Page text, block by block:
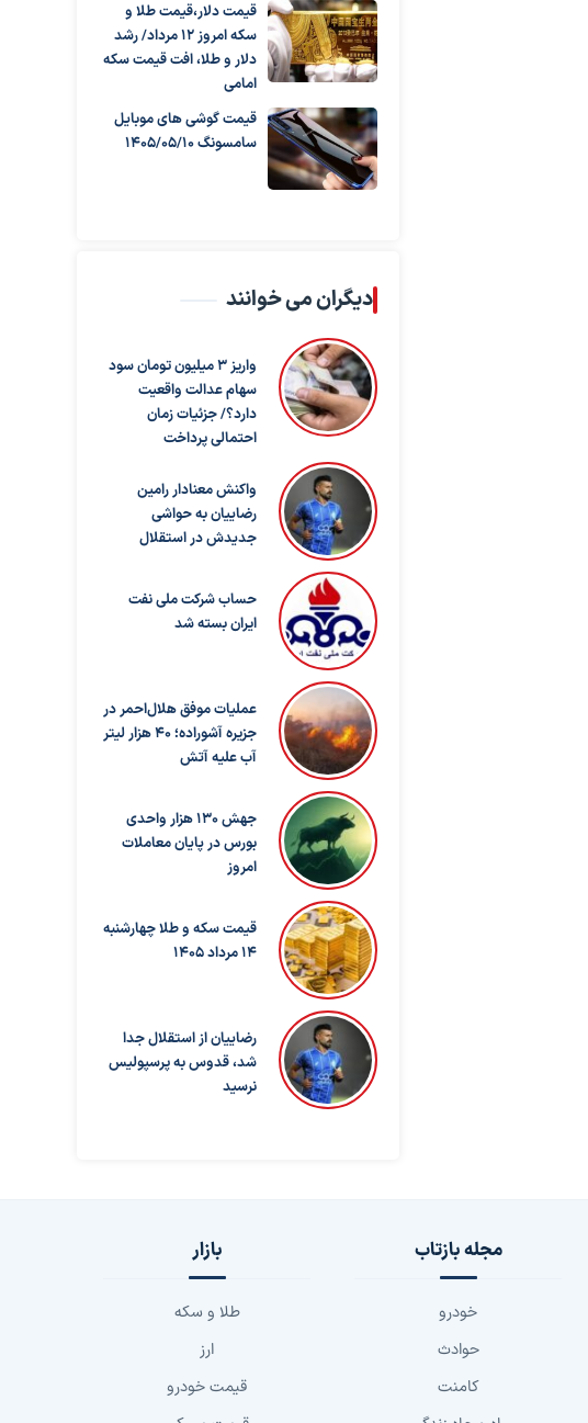
قیمت دلار،قیمت طلا و
سکه امروز ۱۲ مرداد/ رشد
دلار و طلا، افت قیمت سکه
امامی
قیمت گوشی های موبایل
سامسونگ 1405/05/10
دیگران می خوانند
واریز ۳ میلیون تومان سود
سهام عدالت واقعیت
دارد؟/ جزئیات زمان
احتمالی پرداخت
واکنش معنادار رامین
رضاییان به حواشی
جدیدش در استقلال
حساب‌ شرکت ملی نفت
ایران بسته شد
عملیات موفق هلال‌احمر در
جزیره آشوراده؛ ۴۰ هزار لیتر
آب علیه آتش
جهش 130 هزار واحدی
بورس در پایان معاملات
امروز
قیمت سکه و طلا چهارشنبه
14 مرداد 1405
رضاییان از استقلال جدا
شد، قدوس به پرسپولیس
نرسید
مجله بازتاب
خودرو
حوادث
کامنت
بازار
طلا و سکه
ارز
قیمت خودرو